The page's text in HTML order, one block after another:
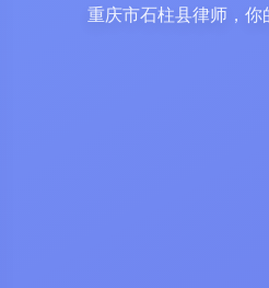
重庆市石柱县律师，你